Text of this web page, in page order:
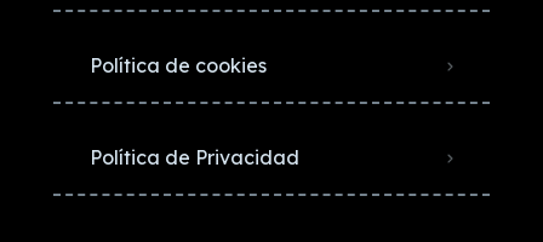
Política de cookies
Política de Privacidad